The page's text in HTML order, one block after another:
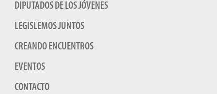
DIPUTADOS DE LOS JÓVENES
LEGISLEMOS JUNTOS
CREANDO ENCUENTROS
EVENTOS
CONTACTO